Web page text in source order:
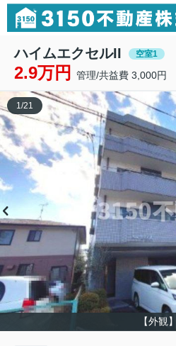
ハイムエクセルII 空室1
2.9万円 管理/共益費 3,000円
【外観】
1/21